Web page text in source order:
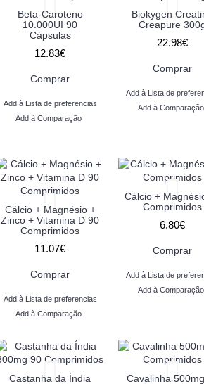
Beta-Caroteno
10.000UI 90
Cápsulas
12.83€
Comprar
Add à Lista de preferencias
Add à Comparação
Biokygen
Creapure
22.98€
Comprar
Add à Lista de
Add à Comparação
Cálcio + Magnésio +
Zinco + Vitamina D 90
Comprimidos
11.07€
Comprar
Add à Lista de preferencias
Add à Comparação
Cálcio +
Comprimidos
6.80€
Comprar
Add à Lista de
Add à Comparação
Castanha da Índia
Cavalinha